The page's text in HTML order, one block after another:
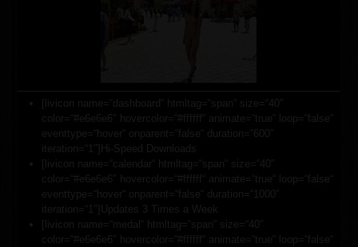
[livicon name=“dashboard“ htmltag=“span“ size=“40″
color=“#e6e6e6″ hovercolor=“#ffffff“ animate=“true“ loop=“false“
eventtype=“hover“ onparent=“false“ duration=“600″
iteration=“1″]Hi-Speed Downloads
[livicon name=“calendar“ htmltag=“span“ size=“40″
color=“#e6e6e6″ hovercolor=“#ffffff“ animate=“true“ loop=“false“
eventtype=“hover“ onparent=“false“ duration=“1000″
iteration=“1″]Updates 3 Times a Week
[livicon name=“medal“ htmltag=“span“ size=“40″
color=“#e6e6e6″ hovercolor=“#ffffff“ animate=“true“ loop=“false“